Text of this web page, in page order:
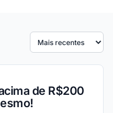
Ordenar por
de R$200